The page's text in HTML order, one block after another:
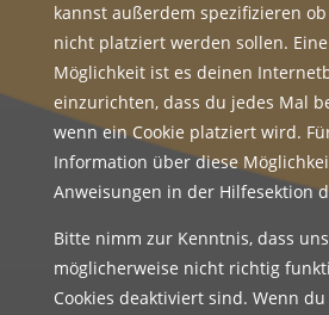
kannst außerdem spezifizieren ob
nicht platziert werden sollen.
Möglichkeit ist es deinen
einzurichten, dass du jedes Mal
wenn ein Cookie platziert wird.
Information über diese
Anweisungen in der Hilfesektion
Bitte nimm zur Kenntnis, dass
möglicherweise nicht richtig
Cookies deaktiviert sind. Wenn